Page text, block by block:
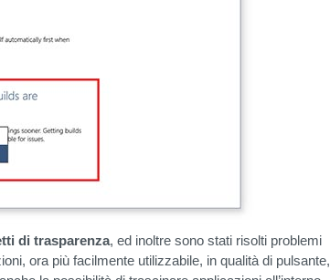
di trasparenza, ed inoltre sono stati risolti problemi
ora più facilmente utilizzabile, in qualità di pulsante,